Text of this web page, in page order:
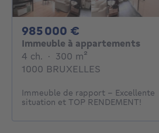
985 000 €
Immeuble à appartements
4 ch. 4 chambres
· 300 m²
1000 BRUXELLES
Immeuble de rapport - Excellente
situation et TOP RENDEMENT!